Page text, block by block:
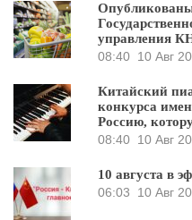
управления
08:40 10 Авг
Китайский
конкурса
Россию,
08:40 10 Авг
10 августа в
06:03
10 Авг